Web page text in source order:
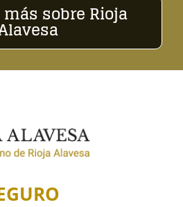
sobre Rioja